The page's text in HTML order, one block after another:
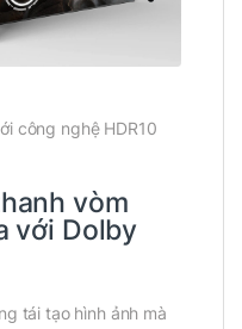
công nghệ HDR10
vòm
với Dolby
tái tạo hình ảnh mà